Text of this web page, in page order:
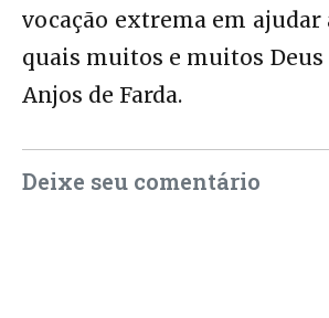
vocação extrema em ajudar
quais muitos e muitos Deus
Anjos de Farda.
Deixe seu comentário